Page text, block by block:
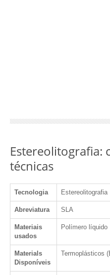
Estereolitografia:
técnicas
Tecnologia Estereolitografia
Abreviatura SLA
Materiais
usados
Polímero líquido
Materials
Disponíveis
Termoplásticos